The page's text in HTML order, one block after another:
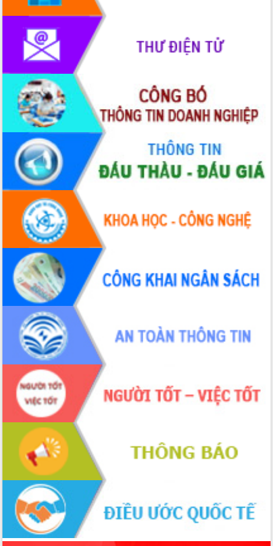
hoạch tỉnh thời kỳ 2021-2030
Hội thảo góp ý hồ sơ điều chỉnh quy
hoạch tỉnh Đắk Lắk thời kỳ 2021-2030,
tầm nhìn đến năm 2050
Nâng cao hiệu quả hoạt động của các
doanh nghiệp nhà nước
Hội nghị triển khai kết nối mạng
truyền số liệu chuyên dùng phục vụ cơ
quan Đảng, Nhà nước
Lễ phát động chuỗi hoạt động chung
tay làm sạch môi trường
Xã Ea Kar bước chuyển mình trong
công tác cải cách hành chính mô hình
mới
UBND tỉnh họp báo định kỳ tháng 4
năm 2026
Hội thảo khoa học “Giải pháp thúc đẩy
phát triển nền kinh tế xanh tại tỉnh
Đắk Lắk”
Tăng cường giám sát, đôn đốc thực
hiện nhiệm vụ quản lý tài sản công
hàng tuần
Tháo gỡ những vướng mắc, đẩy mạnh
công tác cải cách thủ tục hành chính
tại Trung tâm Phục vụ hành chính
công tỉnh
Đắk Lắk: Tôn vinh 46 giải pháp tại Hội
thi Sáng tạo Kỹ thuật 2024 - 2025
Đắk Lắk rà soát, điều chỉnh Đề án 190
về phát triển nuôi trồng thủy sản
Phó Chủ tịch UBND tỉnh Đắk Lắk
Trương Công Thái kiểm tra thực địa
Dự án cao tốc Khánh Hòa - Buôn Ma
Thuột
Định vị cà phê Việt Nam như một “di
sản sống” trong dòng chảy toàn cầu
Xây dựng nông thôn mới: Nâng cao đời
sống người dân từ những mô hình thiết
thực
Quyết liệt tháo gỡ vướng mắc, đẩy